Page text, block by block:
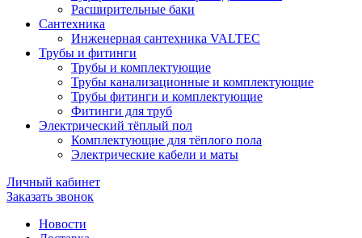
Расширительные баки
Сантехника
Инженерная сантехника VALTEC
Трубы и фитинги
Трубы и комплектующие
Трубы канализационные и комплектующие
Трубы фитинги и комплектующие
Фитинги для труб
Электрический тёплый пол
Комплектующие для тёплого пола
Электрические кабели и маты
Личный кабинет
Заказать звонок
Новости